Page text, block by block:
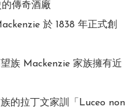
傳奇酒廠
於 1838 年正式創
族 Mackenzie 家族擁有近
的拉丁文家訓「Luceo non